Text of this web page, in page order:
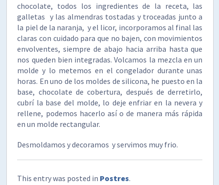
chocolate, todos los ingredientes de la receta, las
galletas y las almendras tostadas y troceadas junto a
la piel de la naranja, y el licor, incorporamos al final las
claras con cuidado para que no bajen, con movimientos
envolventes, siempre de abajo hacia arriba hasta que
nos queden bien integradas. Volcamos la mezcla en un
molde y lo metemos en el congelador durante unas
horas. En uno de los moldes de silicona, he puesto en la
base, chocolate de cobertura, después de derretirlo,
cubrí la base del molde, lo deje enfriar en la nevera y
rellene, podemos hacerlo así o de manera más rápida
en un molde rectangular.
Desmoldamos y decoramos y servimos muy frio.
This entry was posted in Postres.